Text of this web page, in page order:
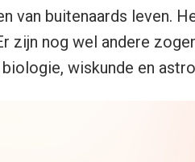
van buitenaards leven.
zijn nog wel andere
wiskunde en